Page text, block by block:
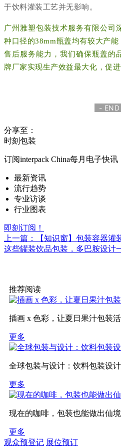
于饮料灌装工艺并无影响。
广州雅塑包装技术服务有限公司
种口径的38mm瓶盖均有较大产
售后服务能力，我们确保瓶盖的
牌厂家实现生产效益最大化，促进
-
分享至：
时刻包装
订阅interpack China每月电子快
最新资讯
流行趋势
专业访谈
行业图表
即刻订阅！
上一篇：【知识窗】包装容器灌
这些罐装饮品包装，多巴胺设计
推荐阅读
插画 x 色彩，让夏日果汁包装
更多
全球包装与设计：饮料包装设计
更多
现在的咖啡，包装也能做出仙
更多
观众预登记 展位预订